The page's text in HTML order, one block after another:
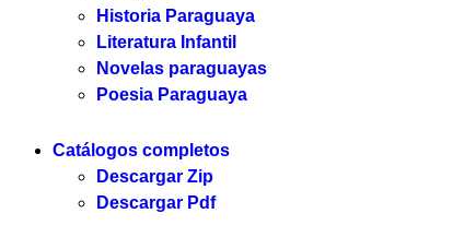
Historia Paraguaya
Literatura Infantil
Novelas paraguayas
Poesia Paraguaya
Catálogos completos
Descargar Zip
Descargar Pdf